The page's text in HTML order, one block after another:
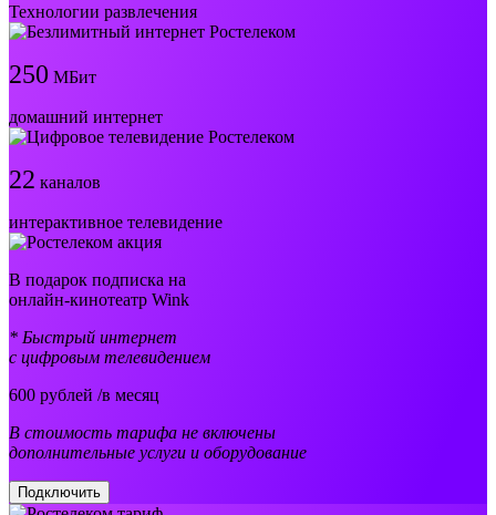
Технологии развлечения
250 МБит
домашний интернет
22 каналов
интерактивное телевидение
В подарок подписка на
онлайн-кинотеатр Wink
* Быстрый интернет
с цифровым телевидением
600 рублей /в месяц
В стоимость тарифа не включены
дополнительные услуги и оборудование
Подключить